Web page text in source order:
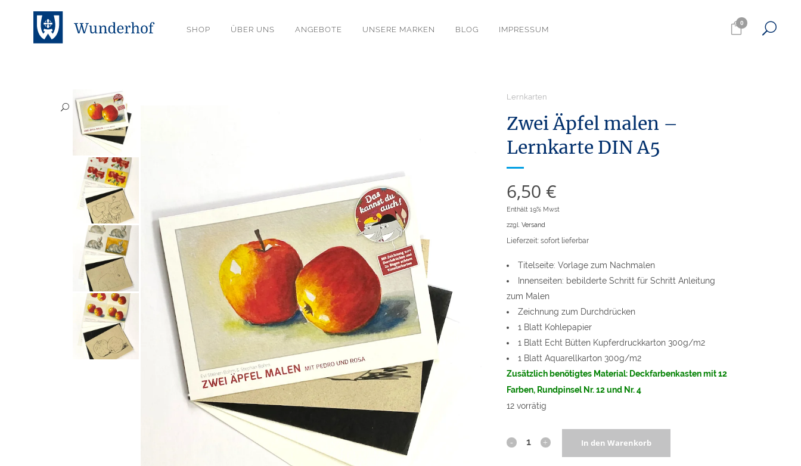
0
SHOP ÜBER UNS ANGEBOTE UNSERE MARKEN BLOG IMPRESSUM
Lernkarten
Zwei Äpfel malen –
Lernkarte DIN A5
6,50 €
Enthält 19% Mwst
zzgl. Versand
Lieferzeit: sofort lieferbar
Titelseite: Vorlage zum Nachmalen
Innenseiten: bebilderte Schritt für Schritt Anleitung
zum Malen
Zeichnung zum Durchdrücken
1 Blatt Kohlepapier
1 Blatt Echt Bütten Kupferdruckkarton 300g/m2
1 Blatt Aquarellkarton 300g/m2
Zusätzlich benötigtes Material: Deckfarbenkasten mit 12
Farben, Rundpinsel Nr. 12 und Nr. 4
12 vorrätig
Zwei In den Warenkorb